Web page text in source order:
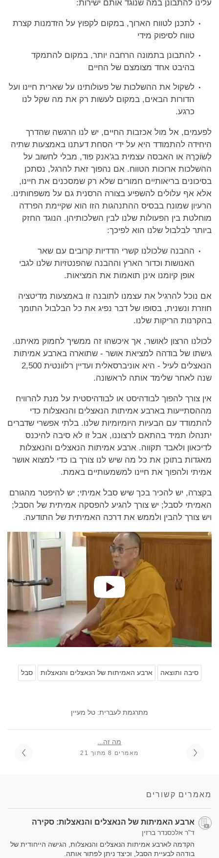
עלינו להתבונן במה שנוגד אותם ישירות:
לתכנן לטווח הארוך, במקום לקפוץ על הזדמנות קצרת
טווח לסיפוק מידי
להתבונן בתמונה הרחבה יותר, במקום להתמקד
בהיבט אחד מצומצם של החיים
לשקול את ההשלכות של פעולותינו על שארית חיינו ועל
הדורות הבאים, במקום לעשות רק את מה שקל לנו
כרגע.
לפעמים, אל מול אכזבות החיים, יש לנו הרגשה שהדרך
היחידה להתמודד היא על ידי הסחת דעתנו באמצעות שתיה
לְשׂוֹכְרָהּ או האבסה עצמית בג'אנק פוד, מבלי לחשוב על
ההשלכות ארוכות הטווח. אם נהפוך זאת להרגל, נסתכן
בסיכונים בריאותיים חמורים שלא רק שמסכנים את חיינו,
אלא אף עלולים להשפיע בצורה הרסנית גם על משפחותינו.
הרעיון שמונח בבסיס ההתנהגות הזו הוא שקיימת הפרדה
מוחלטת בין הפעולות שלנו לבין השלכותיהן. הנוגד החזק
ביותר לבלבול שלנו הוא לפיכך:
ההבנה שלכולנו קשרי הדדיות קרובים עם שאר
האנושות וכדור הארץ וההבנה שהפנטזיות שלנו לגבי
אופן קיומנו אינן תואמות את המציאות.
אם נוכל להרגיל את עצמנו לתובנה זו באמצעות מדיטציה
חוזרת ונשנית, בסופו של דבר נפיג את כל הבלבול התומך
בהקרנות הריקות שלנו.
לכולנו הרצון לאושר, אך איכשהו זה ממשיך לחמוק מאיתנו.
גישתו של בודהה למציאת אושר - שתוארה בארבע אמיתות
הנאצלים לעיל - היא אוניברסאלית ועדיין רלוונטית 2,500
שנה לאחר שלימד אותה לראשונה.
אין צורך להפוך לבודהיסט או לבודהיסטית על מנת להרוויח
מההסתייעות בארבע אמיתות הנאצלים והנאצלות כדי
להתמודד עם הבעיות היומיומיות שלנו. בלתי אפשרי שדברים
יתנהלו תמיד בהתאם לרצוננו, אבל זו לא סיבה להיכנס
לדיכאון ולאבד תקווה. ארבע אמיתות הנאצלים והנאצלות
מאגדות בתוכַן את כל מה שיש לנו צורך בו כדי למצוא אושר
אמיתי ולהפוך את חיינו למשמעותיים באמת.
בקצרה, יש להכיר בכך שיש סבל אמיתי; יש להיפטר מהגורם
האמיתי לסבל; יש צורך להגיע להפסקה אמיתית של הסבל;
ויש צורך להבין ולממש את דרכה האמיתית של התודעה.
סיבה ותוצאה ארבע האמיתות של הנאצלים והנאצלות סבל
מתרגמת לעברית: טל מעיין
מה זה...
מאמרים 8 מתוך 21
מאמרים קשורים
ארבע האמיתות של הנאצלים והנאצלות: סקירה
ד"ר אלכסנדר ברזין
הקדמה לארבע אמיתות הנאצלים והנאצלות, הגישה הייחודית של
בודהה לבעיית הסבל, וכיצד ניתן לפתור אותה.